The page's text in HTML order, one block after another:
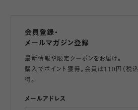
会員登録・
メールマガジン登録
最新情報や限定クーポンをお届け。
購入でポイント獲得。会員は110円（税
得。
メールアドレス